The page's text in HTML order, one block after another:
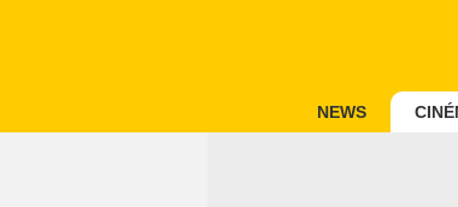
NEWS